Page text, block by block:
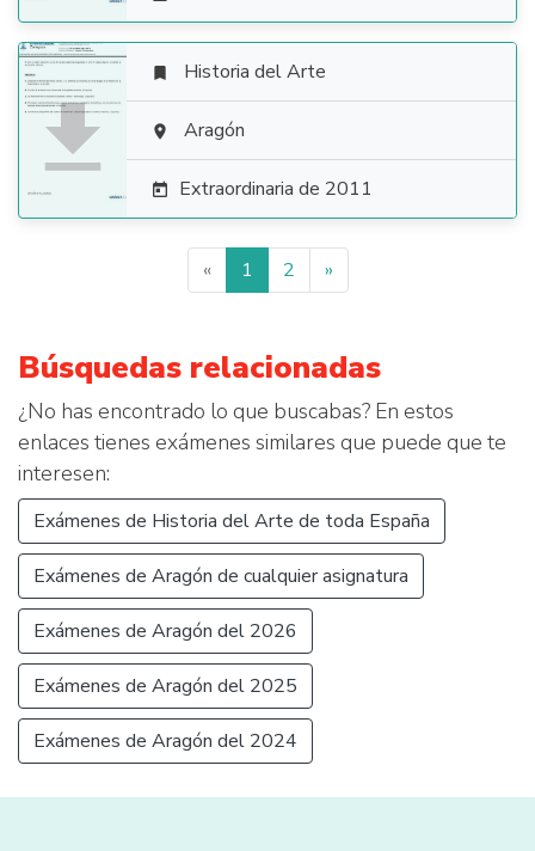

 Historia del Arte
 Aragón
 Extraordinaria de 2011
« 1 2 »
Búsquedas relacionadas
¿No has encontrado lo que buscabas? En estos
enlaces tienes exámenes similares que puede que te
interesen:
Exámenes de Historia del Arte de toda España
Exámenes de Aragón de cualquier asignatura
Exámenes de Aragón del 2026
Exámenes de Aragón del 2025
Exámenes de Aragón del 2024